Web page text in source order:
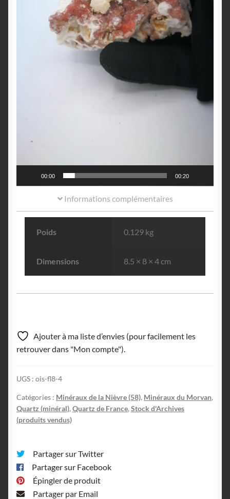
00:00 00:20
Informations complémentaires
Poids 0.129 kg
Dimensions 8.5 × 8 × 4 cm
Ajouter à ma liste d’envies (pour facilement les
retrouver dans "Mon compte").
UGS : ois-fl8-4
Catégories : Minéraux de la Nièvre (58), Minéraux du Morvan,
Quartz (minéral), Quartz de France, Stock d'Archives
(produits vendus)
Partager sur Twitter
Partager sur Facebook
Épingler de produit
Partager par Email